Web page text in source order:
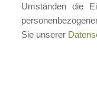
Umständen die
Sie unserer